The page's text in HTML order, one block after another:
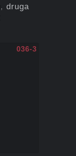
druga
036-3